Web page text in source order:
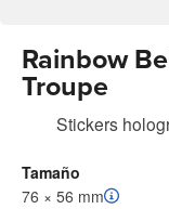
Rainbow
Troupe
Stickers
Tamaño
76 × 56 mm